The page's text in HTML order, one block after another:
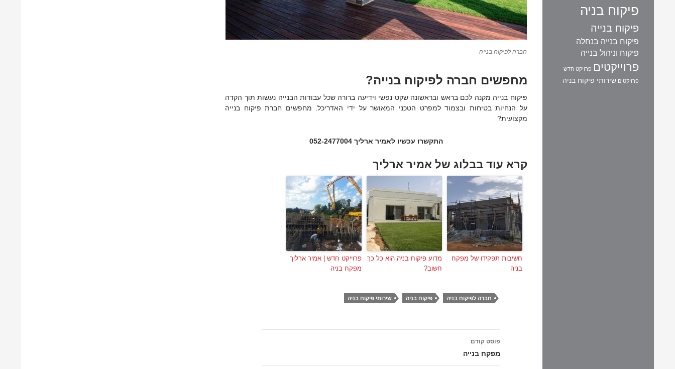
חברה לפיקוח בנייה
מחפשים חברה לפיקוח בנייה?
פיקוח בנייה מקנה לכם בראש ובראשונה שקט נפשי וידיעה ברורה שכל עבודות הבנייה נעשות תוך הקדה
על הנחיות בטיחות ובצמוד למפרט הטכני המאושר על ידי האדריכל. מחפשים חברת פיקוח בנייה
מקצועית?
התקשרו עכשיו לאמיר ארליך 052-2477004
קרא עוד בבלוג של אמיר ארליך
חשיבות תפקידו של מפקח
בניה
מדוע פיקוח בניה הוא כל כך
חשוב?
פרוייקט חדש | אמיר ארליך
מפקח בניה
חברה לפיקוח בניה פיקוח בניה שירותי פיקוח בניה
ניווט
בפוסטים
פוסט קודם
מפקח בנייה
פיקוח בניה
פיקוח בנייה
פיקוח בנייה בנחלה
פיקוח וניהול בנייה
פרוייקטים פרויקט חדש
פרויקטים שירותי פיקוח בניה